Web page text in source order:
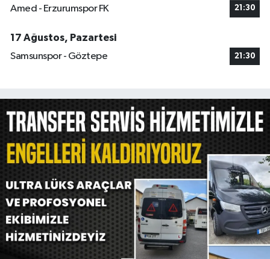
Amed - Erzurumspor FK 21:30
17 Ağustos, Pazartesi
Samsunspor - Göztepe
21:30